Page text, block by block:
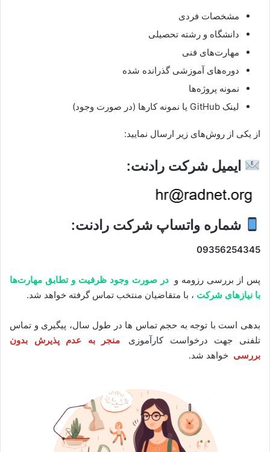
مشخصات فردی
دانشگاه و رشته تحصیلی
مهارت‌های فنی
دوره‌های آموزشی گذرانده شده
نمونه پروژه‌ها
لینک GitHub یا نمونه کارها (در صورت وجود)
از یکی از روش‌های زیر ارسال نمایید:
ایمیل شرکت رادنت:
شماره واتساپ شرکت رادنت:
09356254345
پس از بررسی رزومه و در صورت وجود ظرفیت و تطابق مهارت‌ها
با نیازهای شرکت ، با متقاضیان منتخب تماس گرفته خواهد شد.
بدهی است با توجه به حجم تماس ها در طول سال، پیگیری و تماس
تلفنی جهت درخواست کارآموزی
منجر به عدم پذیرش بدون
بررسی خواهد شد.